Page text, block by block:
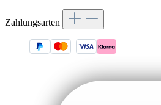
Zahlungsarten